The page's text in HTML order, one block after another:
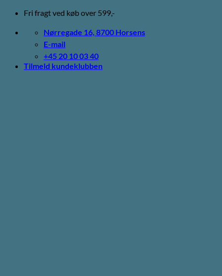
Fortsæt
indhold
Fri fragt ved køb over 599,-
Nørregade 16, 8700 Horsens
E-mail
+45 20 10 03 40
Tilmeld kundeklubben